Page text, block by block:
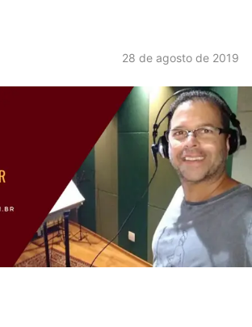
28 de agosto de 2019